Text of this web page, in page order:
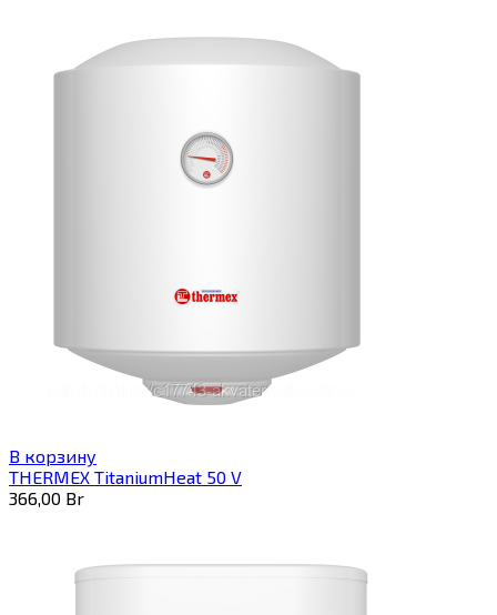
В корзину
THERMEX TitaniumHeat 50 V
366,00 Br